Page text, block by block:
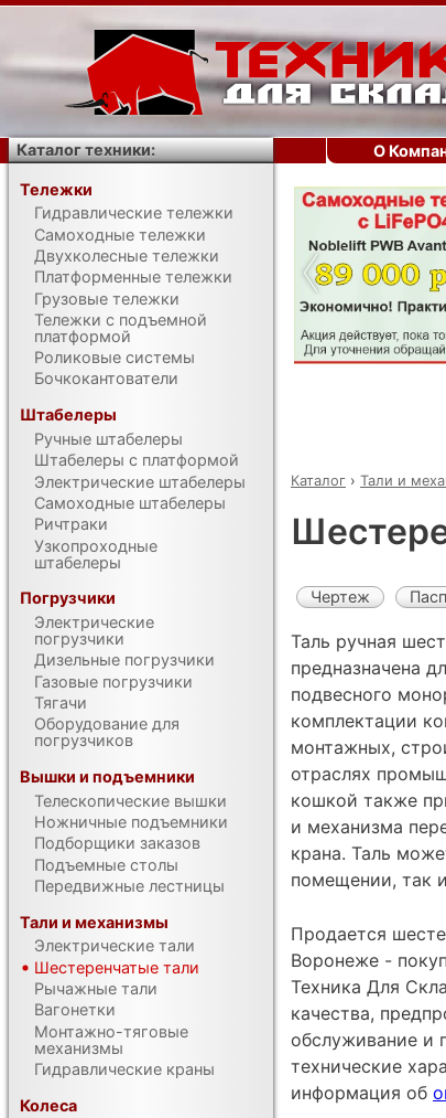
‹
Каталог › Тали и
Чертеж
Таль ручная
предназначена
подвесного
комплектации
монтажных,
отраслях
кошкой также
и механизма
крана. Таль
помещении, так
Продается
Воронеже -
Техника Для
качества,
обслуживание и
технические
информация об
О
Каталог техники:
Тележки
Гидравлические тележки
Самоходные тележки
Двухколесные тележки
Платформенные тележки
Грузовые тележки
Тележки с подъемной
платформой
Роликовые системы
Бочкокантователи
Штабелеры
Ручные штабелеры
Штабелеры с платформой
Электрические штабелеры
Самоходные штабелеры
Ричтраки
Узкопроходные
штабелеры
Погрузчики
Электрические
погрузчики
Дизельные погрузчики
Газовые погрузчики
Тягачи
Оборудование для
погрузчиков
Вышки и подъемники
Телескопические вышки
Ножничные подъемники
Подборщики заказов
Подъемные столы
Передвижные лестницы
Тали и механизмы
Электрические тали
Шестеренчатые тали
Рычажные тали
Вагонетки
Монтажно-тяговые
механизмы
Гидравлические краны
Колеса